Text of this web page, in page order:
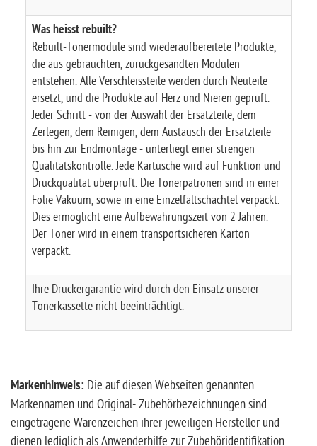
Was heisst rebuilt?
Rebuilt-Tonermodule sind wiederaufbereitete Produkte,
die aus gebrauchten, zurückgesandten Modulen
entstehen. Alle Verschleissteile werden durch Neuteile
ersetzt, und die Produkte auf Herz und Nieren geprüft.
Jeder Schritt - von der Auswahl der Ersatzteile, dem
Zerlegen, dem Reinigen, dem Austausch der Ersatzteile
bis hin zur Endmontage - unterliegt einer strengen
Qualitätskontrolle. Jede Kartusche wird auf Funktion und
Druckqualität überprüft. Die Tonerpatronen sind in einer
Folie Vakuum, sowie in eine Einzelfaltschachtel verpackt.
Dies ermöglicht eine Aufbewahrungszeit von 2 Jahren.
Der Toner wird in einem transportsicheren Karton
verpackt.
Ihre Druckergarantie wird durch den Einsatz unserer
Tonerkassette nicht beeinträchtigt.
Markenhinweis: Die auf diesen Webseiten genannten
Markennamen und Original- Zubehörbezeichnungen sind
eingetragene Warenzeichen ihrer jeweiligen Hersteller und
dienen lediglich als Anwenderhilfe zur Zubehöridentifikation.